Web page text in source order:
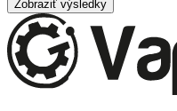
Zobraziť výsledky